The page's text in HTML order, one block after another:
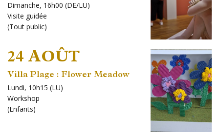
Dimanche, 16h00 (DE/LU)
Visite guidée
(Tout public)
24 AOÛT
Villa Plage : Flower Meadow
Lundi, 10h15 (LU)
Workshop
(Enfants)